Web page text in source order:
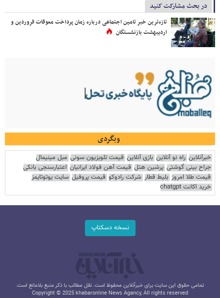
در بحث مشارکت کنید
تازه‌ترین خبر تامین اجتماعی درباره زمان پرداخت معوقات فروردین و
اردیبهشت بازنشستگان
وبگردی
خبرآنلاین راه نو آنلاین بازی آنلاین قیمت تلویزیون سونی مبل مینیمال
جراح بینی گوشتی پرشین هتل قیمت آهن فولاد ایرانیان اعتبارسنجی بانکی
قیمت طلا امروز بلیط قطار شرکت رادوکو قیمت پروفیل سایت یوتوتایمز
خرید اکانت chatgpt
نسخه دسکتاپ
تمامی حقوق این سایت برای خبرآنلاین محفوظ است. نقل مطالب با ذکر منبع بلامانع است.
Copyright © 2025 khabaronline News Agancy, All rights reserved